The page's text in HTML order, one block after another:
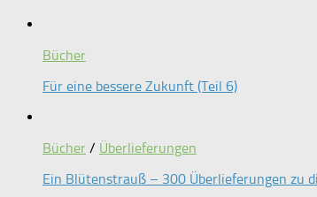
Bücher
Für eine bessere Zukunft (Teil 6)
Bücher / Überlieferungen
Ein Blütenstrauß – 300 Überlieferungen zu